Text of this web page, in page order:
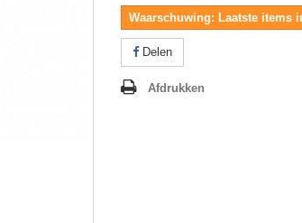
Waarschuwing: Laatste items
Delen
Afdrukken